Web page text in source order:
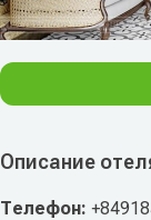
Описание
Телефон: